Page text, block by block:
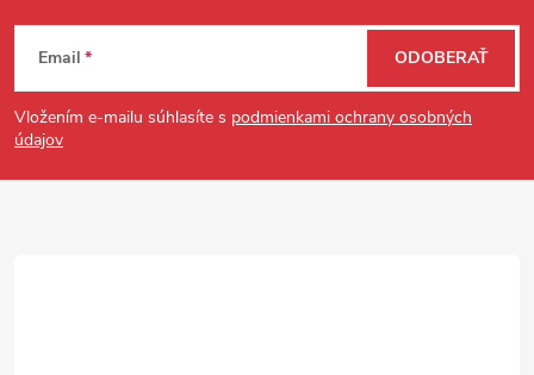
Zápätie
Email
Vložením e-mailu súhlasíte s podmienkami ochrany osobných
údajov
ODOBERAŤ